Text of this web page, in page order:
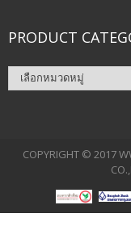
PRODUCT
COPYRIGHT © 2017